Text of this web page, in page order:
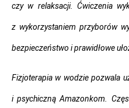
czy w relaksacji. Ćwiczenia
z wykorzystaniem przyborów
bezpieczeństwo i prawidłowe
Fizjoterapia w wodzie pozwala
i psychiczną Amazonkom.